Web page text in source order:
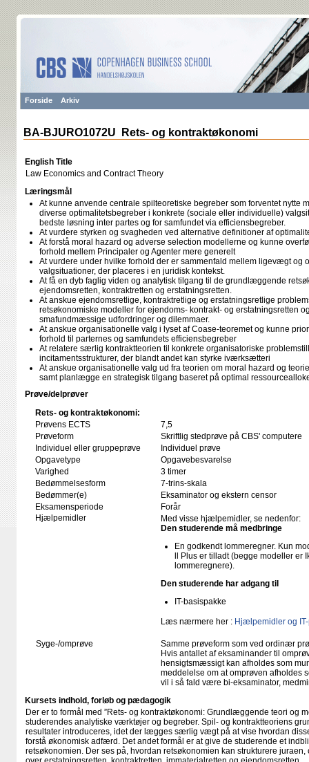
Forside Arkiv
BA-BJURO1072U Rets- og kontraktøkonomi
English Title
Law Economics and Contract Theory
Læringsmål
At kunne anvende centrale spilteoretiske begreber som forventet nytte
diverse optimalitetsbegreber i konkrete (sociale eller individuelle)
bedste løsning inter partes og for samfundet via efficiensbegreber.
At vurdere styrken og svagheden ved alternative definitioner af
At forstå moral hazard og adverse selection modellerne og kunne
forhold mellem Principaler og Agenter mere generelt
At vurdere under hvilke forhold der er sammenfald mellem ligevægt og
valgsituationer, der placeres i en juridisk kontekst.
At få en dyb faglig viden og analytisk tilgang til de grundlæggende
ejendomsretten, kontraktretten og erstatningsretten.
At anskue ejendomsretlige, kontraktretlige og erstatningsretlige
retsøkonomiske modeller for ejendoms- kontrakt- og erstatningsretten
smafundmæssige udfordringer og dilemmaer.
At anskue organisationelle valg i lyset af Coase-teoremet og kunne
forhold til parternes og samfundets efficiensbegreber
At relatere særlig kontraktteorien til konkrete organisatoriske
incitamentsstrukturer, der blandt andet kan styrke iværksætteri
At anskue organisationelle valg ud fra teorien om moral hazard og
samt planlægge en strategisk tilgang baseret på optimal
Prøve/delprøver
Rets- og kontraktøkonomi:
Prøvens ECTS
7,5
Prøveform
Skriftlig stedprøve på CBS' computere
Individuel eller gruppeprøve
Individuel prøve
Opgavetype
Opgavebesvarelse
Varighed
3 timer
Bedømmelsesform
7-trins-skala
Bedømmer(e)
Eksaminator og ekstern censor
Eksamensperiode
Forår
Hjælpemidler
Med visse hjælpemidler, se nedenfor:
Den studerende må medbringe
En godkendt lommeregner. Kun
ll Plus er tilladt (begge modeller
lommeregnere).
Den studerende har adgang til
IT-basispakke
Læs nærmere her : Hjælpemidler og
Syge-/omprøve
Samme prøveform som ved ordinær
Hvis antallet af eksaminander til
hensigtsmæssigt kan afholdes som
meddelelse om at omprøven afholdes
vil i så fald være bi-eksaminator,
Kursets indhold, forløb og pædagogik
Der er to formål med ”Rets- og kontraktøkonomi: Grundlæggende teori og
studerendes analytiske værktøjer og begreber. Spil- og kontraktteoriens
resultater introduceres, idet der lægges særlig vægt på at vise hvordan
forstå økonomisk adfærd. Det andet formål er at give de studerende et
retsøkonomien. Der ses på, hvordan retsøkonomien kan strukturere